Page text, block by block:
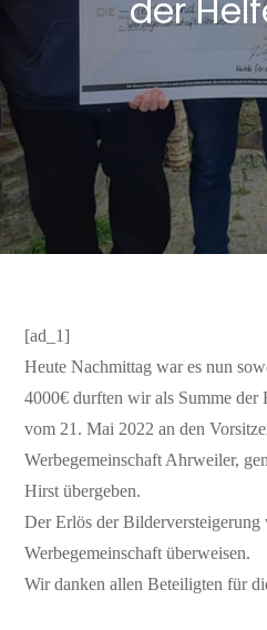
der
[ad_1]
Heute Nachmittag war es nun
4000€ durften wir als Summe der
vom 21. Mai 2022 an den
Werbegemeinschaft Ahrweiler,
Hirst übergeben.
Der Erlös der Bilderversteigerung
Werbegemeinschaft überweisen.
Wir danken allen Beteiligten für